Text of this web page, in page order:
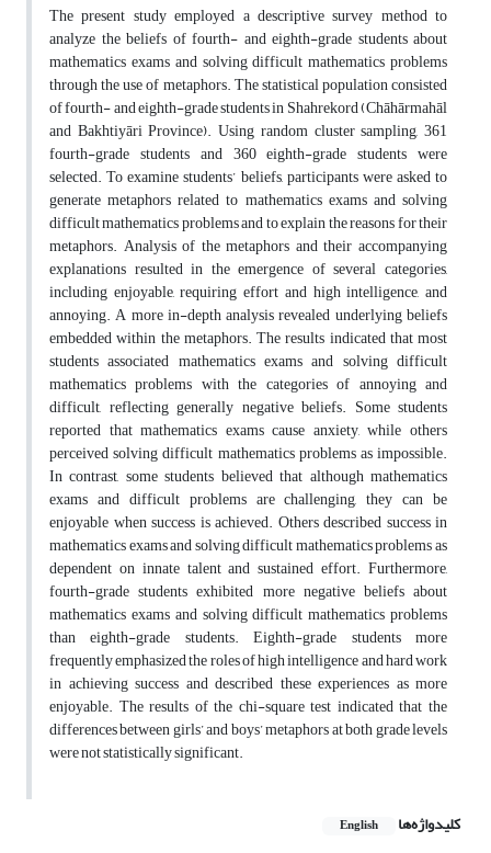
The present study employed a descriptive survey method to
analyze the beliefs of fourth- and eighth-grade students about
mathematics exams and solving difficult mathematics problems
through the use of metaphors. The statistical population consisted
of fourth- and eighth-grade students in Shahrekord (Chāhārmahāl
and Bakhtiyāri Province). Using random cluster sampling, 361
fourth-grade students and 360 eighth-grade students were
selected. To examine students’ beliefs, participants were asked to
generate metaphors related to mathematics exams and solving
difficult mathematics problems and to explain the reasons for their
metaphors. Analysis of the metaphors and their accompanying
explanations resulted in the emergence of several categories,
including enjoyable, requiring effort and high intelligence, and
annoying. A more in-depth analysis revealed underlying beliefs
embedded within the metaphors. The results indicated that most
students associated mathematics exams and solving difficult
mathematics problems with the categories of annoying and
difficult, reflecting generally negative beliefs. Some students
reported that mathematics exams cause anxiety, while others
perceived solving difficult mathematics problems as impossible.
In contrast, some students believed that although mathematics
exams and difficult problems are challenging, they can be
enjoyable when success is achieved. Others described success in
mathematics exams and solving difficult mathematics problems as
dependent on innate talent and sustained effort. Furthermore,
fourth-grade students exhibited more negative beliefs about
mathematics exams and solving difficult mathematics problems
than eighth-grade students. Eighth-grade students more
frequently emphasized the roles of high intelligence and hard work
in achieving success and described these experiences as more
enjoyable. The results of the chi-square test indicated that the
differences between girls’ and boys’ metaphors at both grade levels
were not statistically significant.
کلیدواژه‌ها English